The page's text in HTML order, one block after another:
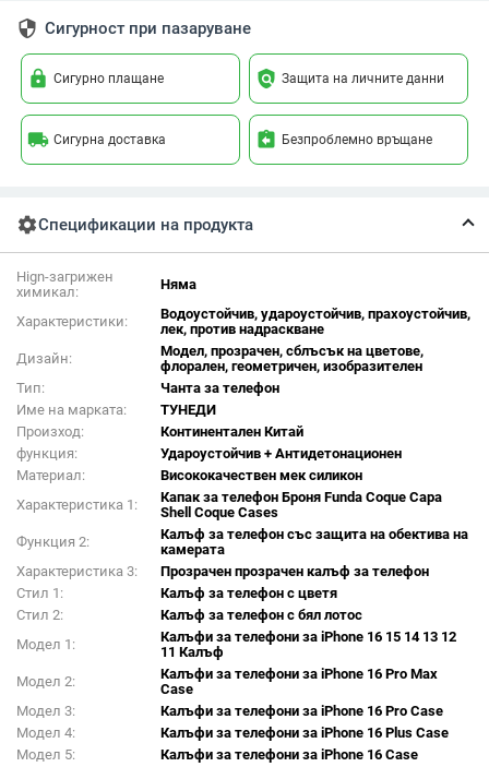
security Сигурност при пазаруване
lock Сигурно плащане policy Защита на личните данни
local_shipping Сигурна доставка assignment_return Безпроблемно връщане
settingsСпецификации на продукта
Hign-загрижен
химикал:
Няма
Характеристики:
Водоустойчив, удароустойчив, прахоустойчив,
лек, против надраскване
Дизайн:
Модел, прозрачен, сблъсък на цветове,
флорален, геометричен, изобразителен
Тип:
Чанта за телефон
Име на марката:
ТУНЕДИ
Произход:
Континентален Китай
функция:
Удароустойчив + Антидетонационен
Материал:
Висококачествен мек силикон
Характеристика 1:
Капак за телефон Броня Funda Coque Capa
Shell Coque Cases
Функция 2:
Калъф за телефон със защита на обектива на
камерата
Характеристика 3:
Прозрачен прозрачен калъф за телефон
Стил 1:
Калъф за телефон с цветя
Стил 2:
Калъф за телефон с бял лотос
Модел 1:
Калъфи за телефони за iPhone 16 15 14 13 12
11 Калъф
Модел 2:
Калъфи за телефони за iPhone 16 Pro Max
Case
Модел 3:
Калъфи за телефони за iPhone 16 Pro Case
Модел 4:
Калъфи за телефони за iPhone 16 Plus Case
Модел 5:
Калъфи за телефони за iPhone 16 Case